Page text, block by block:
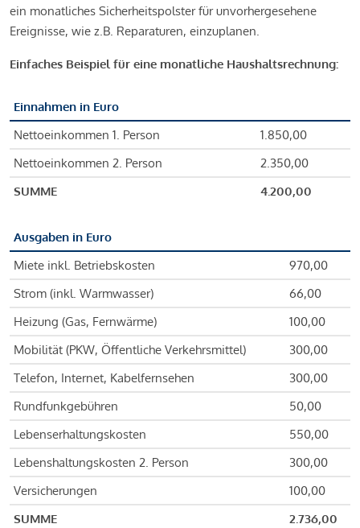
ein monatliches Sicherheitspolster für unvorhergesehene
Ereignisse, wie z.B. Reparaturen, einzuplanen.
Einfaches Beispiel für eine monatliche Haushaltsrechnung:
Einnahmen in Euro
Nettoeinkommen 1. Person
1.850,00
Nettoeinkommen 2. Person
2.350,00
SUMME
4.200,00
Ausgaben in Euro
Miete inkl. Betriebskosten
970,00
Strom (inkl. Warmwasser)
66,00
Heizung (Gas, Fernwärme)
100,00
Mobilität (PKW, Öffentliche Verkehrsmittel)
300,00
Telefon, Internet, Kabelfernsehen
300,00
Rundfunkgebühren
50,00
Lebenserhaltungskosten
550,00
Lebenshaltungskosten 2. Person
300,00
Versicherungen
100,00
SUMME
2.736,00